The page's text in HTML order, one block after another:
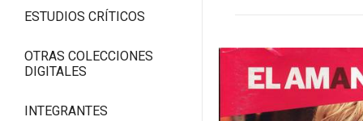
ESTUDIOS CRÍTICOS
OTRAS COLECCIONES
DIGITALES
INTEGRANTES